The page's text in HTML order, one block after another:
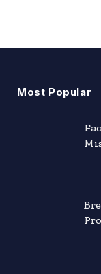
Most Popular